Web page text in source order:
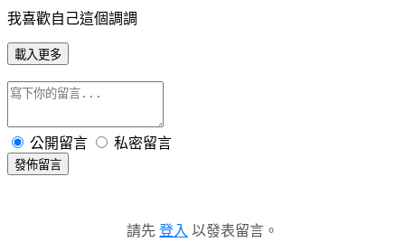
我喜歡自己這個調調
載入更多
公開留言 私密留言
發佈留言
請先 登入 以發表留言。